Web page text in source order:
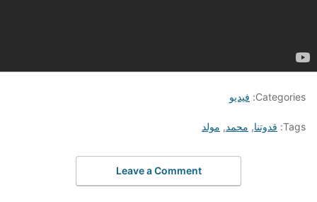
Categories: فيديو
Tags: قدوتنا, محمد, مولد
Leave a Comment